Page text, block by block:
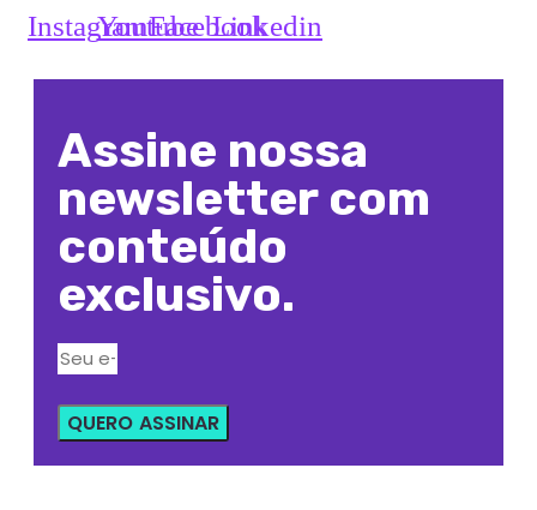
InstagramYoutubeFacebookLinkedin
Assine nossa
newsletter com
conteúdo
exclusivo.
QUERO ASSINAR